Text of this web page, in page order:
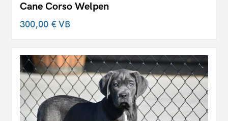
Cane Corso Welpen
300,00 €VB